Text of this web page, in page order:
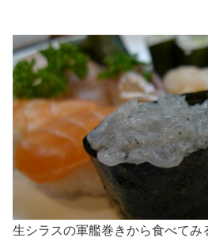
生シラスの軍艦巻きから食べてみ